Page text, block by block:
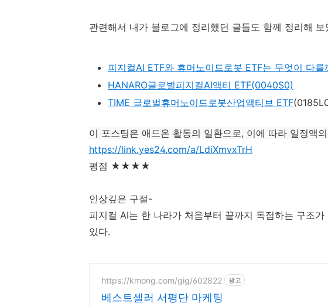
관련해서 내가 블로그에 정리했던 글들도 함께 정리해 보
피지컬AI ETF와 휴머노이드로봇 ETF는 무엇이 다를
HANARO글로벌피지컬AI액티 ETF(0040S0)
TIME 글로벌휴머노이드로봇산업액티브 ETF
이 포스팅은 애드온 활동의 일환으로, 이에 따라 일정액
https://link.yes24.com/a/LdiXmvxTrH
평점 ★★★★
인상깊은 구절-
피지컬 AI는 한 나라가 처음부터 끝까지 독점하는 구조
있다.
https://kmong.com/gig/602822 광고
베스트셀러 서평단 마케팅